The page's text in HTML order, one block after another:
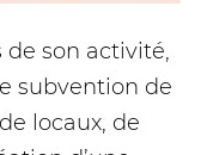
de son activité,
subvention de
locaux, de